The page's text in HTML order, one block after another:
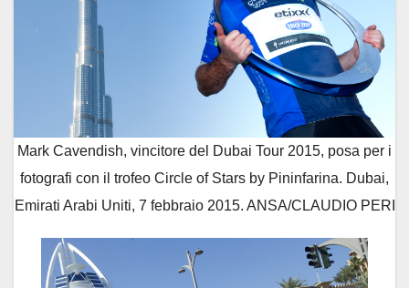
Mark Cavendish, vincitore del Dubai Tour 2015, posa per i
fotografi con il trofeo Circle of Stars by Pininfarina. Dubai,
Emirati Arabi Uniti, 7 febbraio 2015. ANSA/CLAUDIO PERI